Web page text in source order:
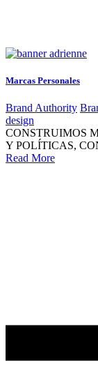
Marcas Personales
Brand Authority
design
CONSTRUIMOS
Y POLÍTICAS,
Read More